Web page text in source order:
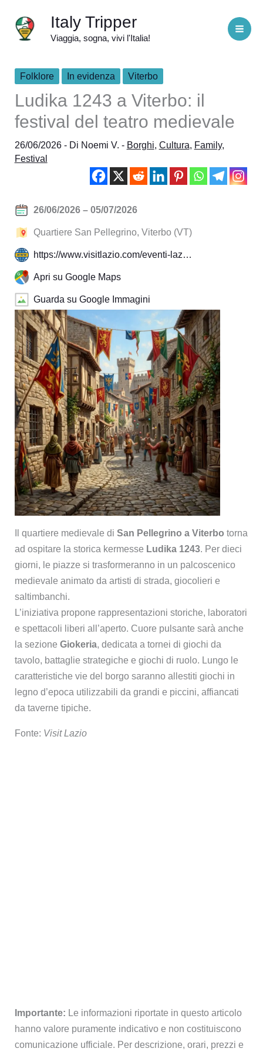
contenuto
Italy Tripper
Viaggia, sogna, vivi l'Italia!
Folklore In evidenza Viterbo
Ludika 1243 a Viterbo: il
festival del teatro medievale
26/06/2026 - Di Noemi V. - Borghi, Cultura, Family,
Festival
26/06/2026 – 05/07/2026
Quartiere San Pellegrino, Viterbo (VT)
https://www.visitlazio.com/eventi-laz…
Apri su Google Maps
Guarda su Google Immagini
Il quartiere medievale di San Pellegrino a Viterbo torna
ad ospitare la storica kermesse Ludika 1243. Per dieci
giorni, le piazze si trasformeranno in un palcoscenico
medievale animato da artisti di strada, giocolieri e
saltimbanchi.
L’iniziativa propone rappresentazioni storiche, laboratori
e spettacoli liberi all’aperto. Cuore pulsante sarà anche
la sezione Giokeria, dedicata a tornei di giochi da
tavolo, battaglie strategiche e giochi di ruolo. Lungo le
caratteristiche vie del borgo saranno allestiti giochi in
legno d’epoca utilizzabili da grandi e piccini, affiancati
da taverne tipiche.
Fonte: Visit Lazio
Importante: Le informazioni riportate in questo articolo
hanno valore puramente indicativo e non costituiscono
comunicazione ufficiale. Per descrizione, orari, prezzi e